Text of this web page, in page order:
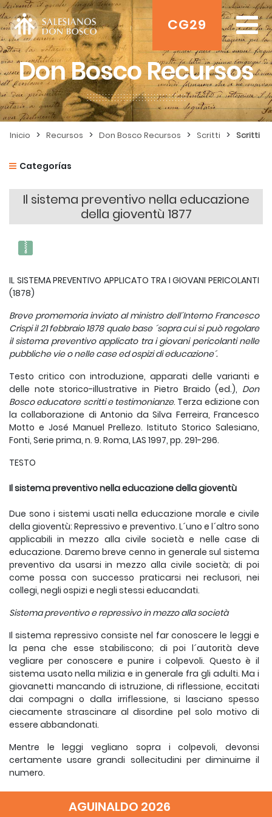
CG29
Don Bosco Recursos
Inicio > Recursos > Don Bosco Recursos > Scritti > Scritti
Categorías
Il sistema preventivo nella educazione
della gioventù 1877
IL SISTEMA PREVENTIVO APPLICATO TRA I GIOVANI PERICOLANTI
(1878)
Breve promemoria inviato al ministro dell´Interno Francesco
Crispi il 21 febbraio 1878 quale base ´sopra cui si può regolare
il sistema preventivo applicato tra i giovani pericolanti nelle
pubbliche vie o nelle case ed ospizi di educazione´.
Testo critico con introduzione, apparati delle varianti e
delle note storico-illustrative in Pietro Braido (ed.), Don
Bosco educatore scritti e testimonianze. Terza edizione con
la collaborazione di Antonio da Silva Ferreira, Francesco
Motto e José Manuel Prellezo. Istituto Storico Salesiano,
Fonti, Serie prima, n. 9. Roma, LAS 1997, pp. 291-296.
TESTO
Il sistema preventivo nella educazione della gioventù
Due sono i sistemi usati nella educazione morale e civile
della gioventù: Repressivo e preventivo. L´uno e l´altro sono
applicabili in mezzo alla civile società e nelle case di
educazione. Daremo breve cenno in generale sul sistema
preventivo da usarsi in mezzo alla civile società; di poi
come possa con successo praticarsi nei reclusori, nei
collegi, negli ospizi e negli stessi educandati.
Sistema preventivo e repressivo in mezzo alla società
Il sistema repressivo consiste nel far conoscere le leggi e
la pena che esse stabiliscono; di poi l´autorità deve
vegliare per conoscere e punire i colpevoli. Questo è il
sistema usato nella milizia e in generale fra gli adulti. Ma i
giovanetti mancando di istruzione, di riflessione, eccitati
dai compagni o dalla irriflessione, si lasciano spesso
ciecamente strascinare al disordine pel solo motivo di
essere abbandonati.
Mentre le leggi vegliano sopra i colpevoli, devonsi
certamente usare grandi sollecitudini per diminuirne il
numero.
Quali fanciulli debbano dirsi ne´ pericoli
AGUINALDO 2026